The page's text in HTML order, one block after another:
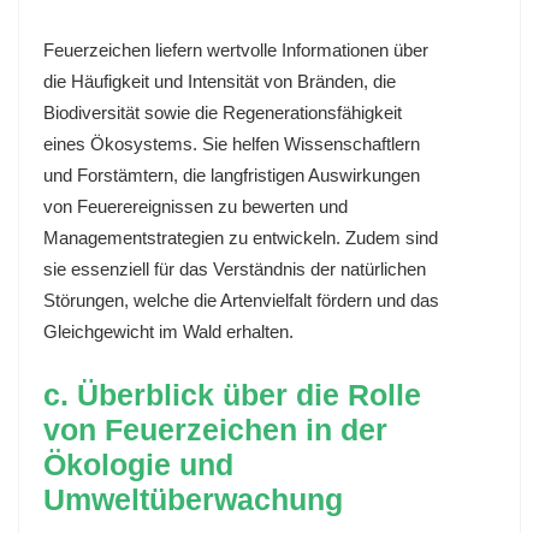
Feuerzeichen liefern wertvolle Informationen über
die Häufigkeit und Intensität von Bränden, die
Biodiversität sowie die Regenerationsfähigkeit
eines Ökosystems. Sie helfen Wissenschaftlern
und Forstämtern, die langfristigen Auswirkungen
von Feuerereignissen zu bewerten und
Managementstrategien zu entwickeln. Zudem sind
sie essenziell für das Verständnis der natürlichen
Störungen, welche die Artenvielfalt fördern und das
Gleichgewicht im Wald erhalten.
c. Überblick über die Rolle
von Feuerzeichen in der
Ökologie und
Umweltüberwachung